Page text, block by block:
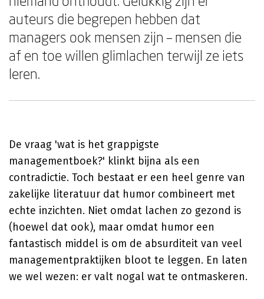
auteurs die begrepen hebben dat
managers ook mensen zijn – mensen die
af en toe willen glimlachen terwijl ze iets
leren.
De vraag 'wat is het grappigste
managementboek?' klinkt bijna als een
contradictie. Toch bestaat er een heel genre van
zakelijke literatuur dat humor combineert met
echte inzichten. Niet omdat lachen zo gezond is
(hoewel dat ook), maar omdat humor een
fantastisch middel is om de absurditeit van veel
managementpraktijken bloot te leggen. En laten
we wel wezen: er valt nogal wat te ontmaskeren.